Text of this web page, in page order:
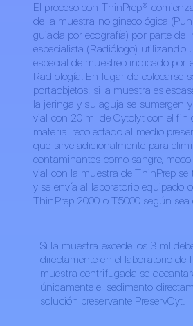
El proceso con ThinPrep®
de la muestra no ginecológica
guiada por ecografía) por parte del
especialista (Radiólogo) utilizando
especial de muestreo indicado por
Radiología. En lugar de colocarse
portaobjetos, si la muestra es
la jeringa y su aguja se sumergen
vial con 20 ml de Cytolyt con el fin
material recolectado al medio
que sirve adicionalmente para
contaminantes como sangre,
vial con la muestra de ThinPrep se
y se envía al laboratorio equipado
ThinPrep 2000 o T5000 según sea
Si la muestra excede los 3 ml
directamente en el laboratorio de
muestra centrifugada se
únicamente el sedimento
solución preservante PreservCyt.